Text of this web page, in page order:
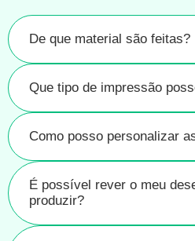
De que material são feitas?
Que tipo de impressão
Como posso personalizar
É possível rever o meu
produzir?